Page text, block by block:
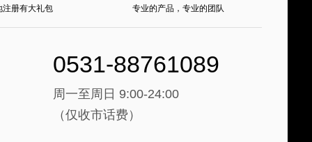
注册有大礼包 专业的产品，专业的团队
0531-88761089
周一至周日 9:00-24:00
（仅收市话费）